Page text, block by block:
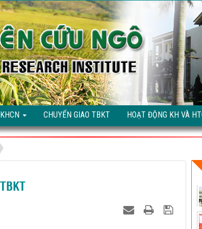
CHUYỂN GIAO TBKT HOẠT ĐỘNG KH VÀ